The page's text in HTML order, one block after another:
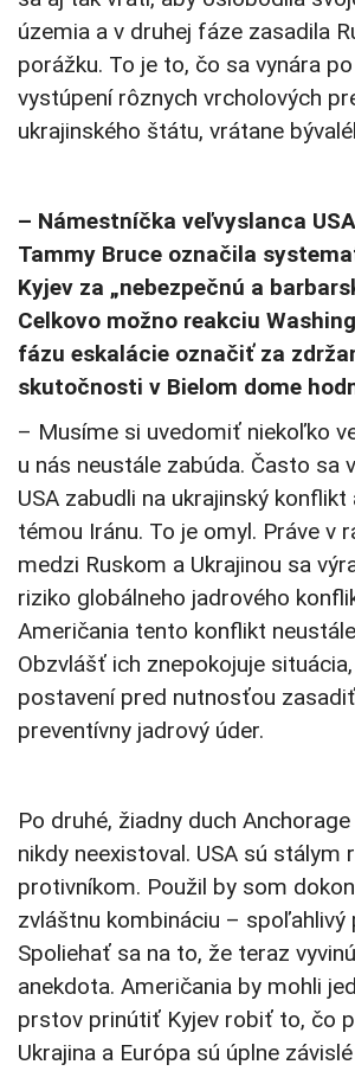
územia a v druhej fáze zasadila
porážku. To je to, čo sa vynára
vystúpení rôznych vrcholových
ukrajinského štátu, vrátane
– Námestníčka veľvyslanca
Tammy Bruce označila
Kyjev za „nebezpečnú a
Celkovo možno reakciu
fázu eskalácie označiť za
skutočnosti v Bielom dome
– Musíme si uvedomiť niekoľko
u nás neustále zabúda. Často sa
USA zabudli na ukrajinský
témou Iránu. To je omyl. Práve v
medzi Ruskom a Ukrajinou sa
riziko globálneho jadrového
Američania tento konflikt
Obzvlášť ich znepokojuje
postavení pred nutnosťou
preventívny jadrový úder.
Po druhé, žiadny duch
nikdy neexistoval. USA sú stálym
protivníkom. Použil by som
zvláštnu kombináciu – spoľahlivý
Spoliehať sa na to, že teraz
anekdota. Američania by mohli
prstov prinútiť Kyjev robiť to, čo
Ukrajina a Európa sú úplne